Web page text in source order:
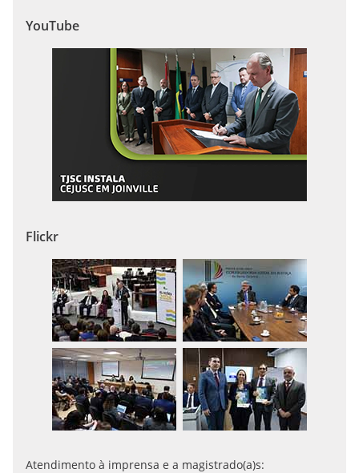
YouTube
Flickr
Atendimento à imprensa e a magistrado(a)s: